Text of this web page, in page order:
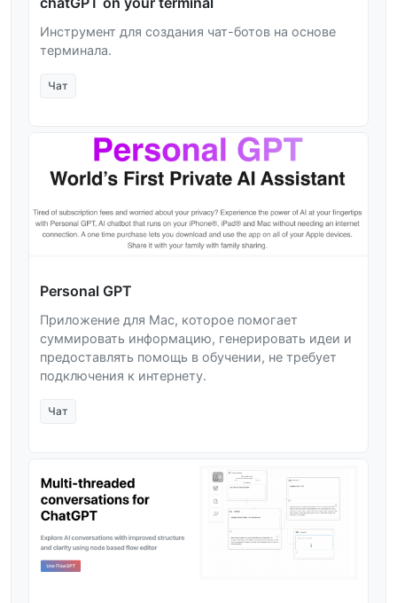
Инструмент для создания чат-ботов на основе
терминала.
Чат
Personal GPT
Приложение для Mac, которое помогает
суммировать информацию, генерировать идеи и
предоставлять помощь в обучении, не требует
подключения к интернету.
Чат